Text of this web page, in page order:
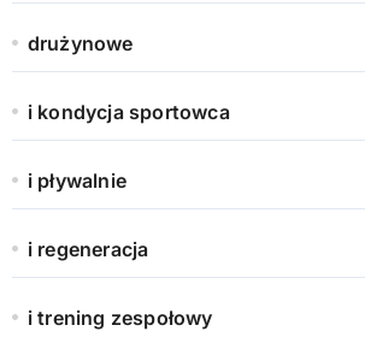
drużynowe
i kondycja sportowca
i pływalnie
i regeneracja
i trening zespołowy